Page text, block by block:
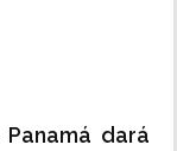
dará